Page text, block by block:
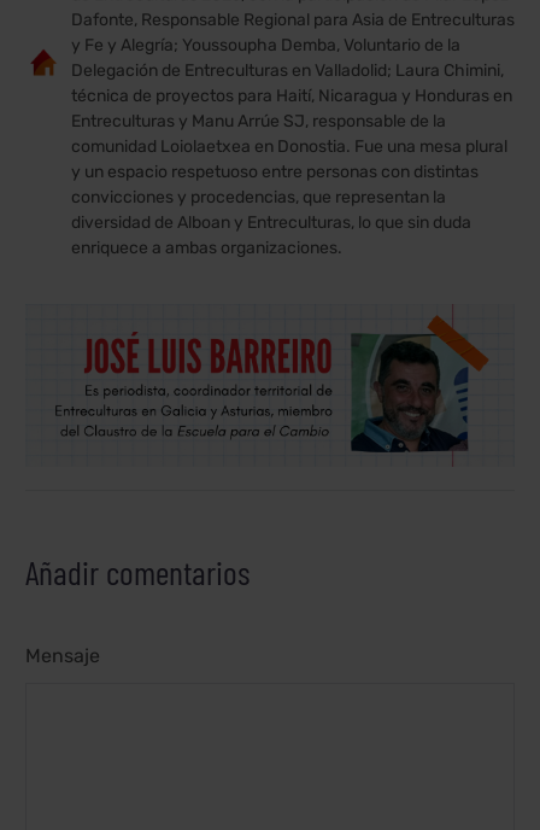
Dafonte, Responsable Regional para Asia de Entreculturas
y Fe y Alegría; Youssoupha Demba, Voluntario de la
Delegación de Entreculturas en Valladolid; Laura Chimini,
técnica de proyectos para Haití, Nicaragua y Honduras en
Entreculturas y Manu Arrúe SJ, responsable de la
comunidad Loiolaetxea en Donostia. Fue una mesa plural
y un espacio respetuoso entre personas con distintas
convicciones y procedencias, que representan la
diversidad de Alboan y Entreculturas, lo que sin duda
enriquece a ambas organizaciones.
Añadir comentarios
Mensaje